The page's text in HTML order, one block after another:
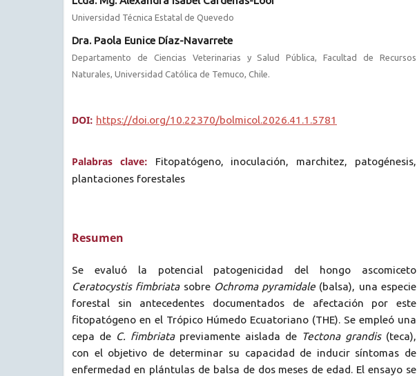
Universidad Técnica Estatal de Quevedo
Dra. Paola Eunice Díaz-Navarrete
Departamento de Ciencias Veterinarias y Salud Pública, Facultad de Recursos
Naturales, Universidad Católica de Temuco, Chile.
DOI: https://doi.org/10.22370/bolmicol.2026.41.1.5781
Palabras clave:
Fitopatógeno, inoculación, marchitez, patogénesis,
plantaciones forestales
Resumen
Se evaluó la potencial patogenicidad del hongo ascomiceto
Ceratocystis fimbriatasobre Ochroma pyramidale (balsa), una especie
forestal sin antecedentes documentados de afectación por este
fitopatógeno en el Trópico Húmedo Ecuatoriano (THE). Se empleó una
cepa de C. fimbriatapreviamente aislada de Tectona grandis(teca),
con el objetivo de determinar su capacidad de inducir síntomas de
enfermedad en plántulas de balsa de dos meses de edad. El ensayo se